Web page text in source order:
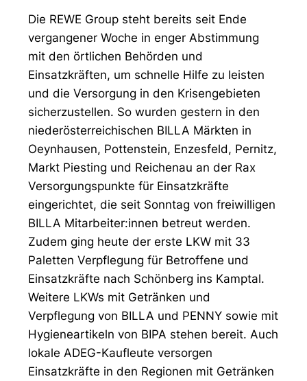
Die REWE Group steht bereits seit Ende
vergangener Woche in enger Abstimmung
mit den örtlichen Behörden und
Einsatzkräften, um schnelle Hilfe zu leisten
und die Versorgung in den Krisengebieten
sicherzustellen. So wurden gestern in den
niederösterreichischen BILLA Märkten in
Oeynhausen, Pottenstein, Enzesfeld, Pernitz,
Markt Piesting und Reichenau an der Rax
Versorgungspunkte für Einsatzkräfte
eingerichtet, die seit Sonntag von freiwilligen
BILLA Mitarbeiter:innen betreut werden.
Zudem ging heute der erste LKW mit 33
Paletten Verpflegung für Betroffene und
Einsatzkräfte nach Schönberg ins Kamptal.
Weitere LKWs mit Getränken und
Verpflegung von BILLA und PENNY sowie mit
Hygieneartikeln von BIPA stehen bereit. Auch
lokale ADEG-Kaufleute versorgen
Einsatzkräfte in den Regionen mit Getränken